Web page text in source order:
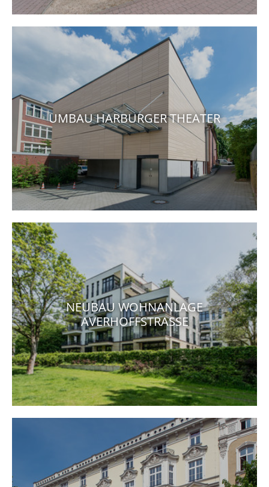
UMBAU HARBURGER THEATER
NEUBAU WOHNANLAGE
AVERHOFFSTRASSE